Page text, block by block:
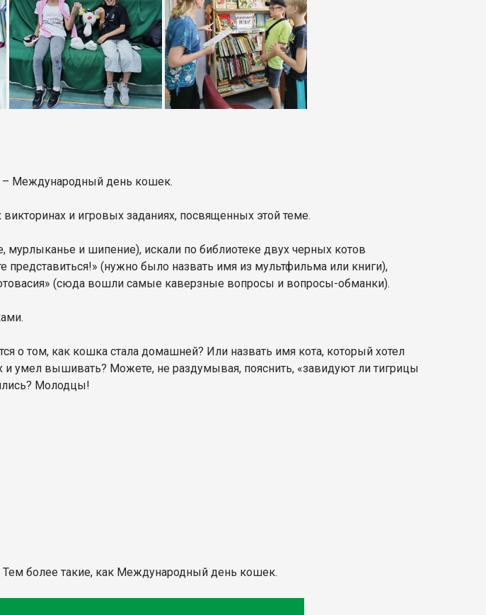
– Международный день кошек.
и игровых заданиях, посвященных этой теме.
и шипение), искали по библиотеке двух черных котов
(нужно было назвать имя из мультфильма или книги),
(сюда вошли самые каверзные вопросы и вопросы-обманки).
о том, как кошка стала домашней? Или назвать имя кота, который хотел
умел вышивать? Можете, не раздумывая, пояснить, «завидуют ли тигрицы
Молодцы!
более такие, как Международный день кошек.